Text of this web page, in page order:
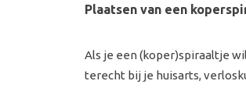
Plaatsen van een
Als je een (koper)spiraaltje
terecht bij je huisarts,